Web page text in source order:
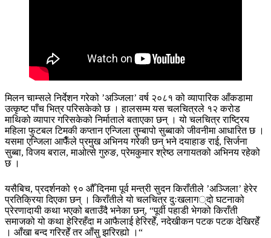
मिलन चाम्सले निर्देशन गरेको ’अञ्जिला’ वर्ष २०८१ को व्यापारिक आँकडामा
उत्कृष्ट पाँच भित्र परिसकेको छ । हालसम्म यस चलचित्रले १२ करोड
माथिको व्यापार गरिसकेको निर्माताले बताएका छन् । यो चलचित्र राष्ट्रिय
महिला फुटबल टिमकी कप्तान एन्जिला तुम्बापो सुब्बाको जीवनीमा आधारित छ ।
यसमा एन्जिला आफैँले प्रमुख अभिनय गरेकी छन् भने दयाहाङ राई, सिर्जना
सुब्बा, विजय बराल, माओत्से गुरुङ, प्रेमकुमार श्रेष्ठ लगायतको अभिनय रहेको
छ ।
यसैबिच, प्रदर्शनको ९० औँ दिनमा पूर्व मन्त्री सुदन किराँतीले ’अञ्जिला’ हेरेर
प्रतिक्रिया दिएका छन् । किराँतीले यो चलचित्र दुःखलाग्दो घटनाको
प्रेरणादायी कथा भएको बताउँदै भनेका छन्, “पूर्वी पहाडी भेगको किराँती
समाजको यो कथा हेरिरहँदा म आफैलाई हेरिरहेँ, नदेखीकन पटक पटक देखिरहेँ
। आँखा बन्द गरिरहेँ तर आँसु झरिरह्यो ।“